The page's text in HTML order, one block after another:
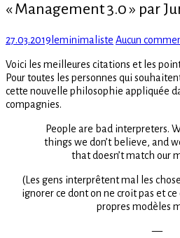
« Management 3.0 » par
Posted
27.03.2019 Author
leminimaliste Aucun
Voici les meilleures citations et les
Pour toutes les personnes qui
cette nouvelle philosophie appliquée
compagnies.
People are bad interpreters.
things we don’t believe, and
that doesn’t match our
(Les gens interprêtent mal les
ignorer ce dont on ne croit pas et
propres modèles
—